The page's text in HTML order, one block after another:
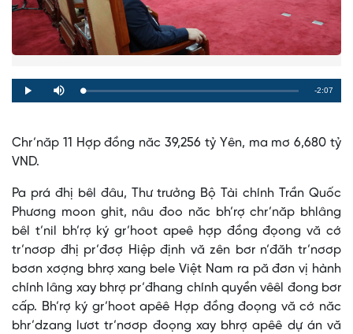
Play Mute Loaded:
0%
Progress:
0%
Remaining
-2:07
Chr’năp 11 Hợp đồng năc 39,256 tỷ Yên, ma mơ 6,680 tỷ
VND.
Pa prá đhị bêl đâu, Thư trưởng Bộ Tài chính Trần Quốc
Phương moon ghit, nâu đoo năc bh’rợ chr’năp bhlâng
bêl t’nil bh’rợ ký gr’hoot apeê hợp đồng đọong vă cớ
tr’nơơp đhị pr’đơợ Hiệp định vă zên bơr n’đăh tr’nơơp
bơơn xơợng bhrợ xang bele Việt Nam ra pă đơn vị hành
chính lâng xay bhrợ pr’đhang chính quyền vêêl đong bơr
cấp. Bh’rợ ký gr’hoot apêê Hợp đồng đoọng vă cớ năc
bhr’dzang lươt tr’nơơp đoọng xay bhrợ apêê dự án vă